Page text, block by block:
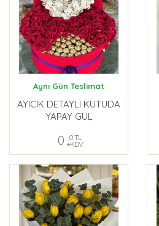
Aynı Gün Teslimat
AYICIK DETAYLI KUTUDA
YAPAY GÜL
0 ,0 TL
+KDV